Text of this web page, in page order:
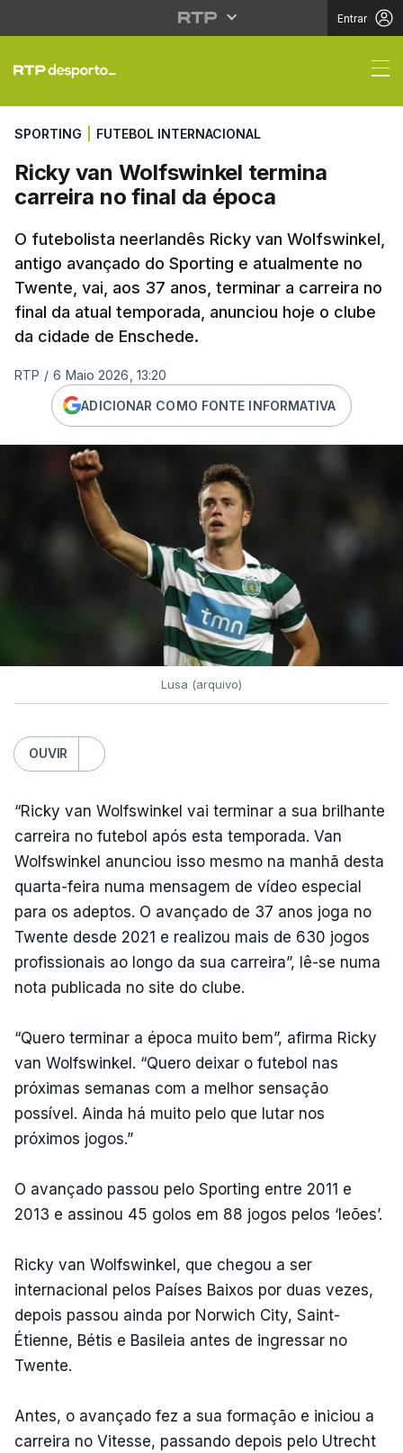
Entrar
Ricky van
SPORTING FUTEBOL INTERNACIONAL
Ricky van Wolfswinkel termina
carreira no final da época
O futebolista neerlandês Ricky van Wolfswinkel,
antigo avançado do Sporting e atualmente no
Twente, vai, aos 37 anos, terminar a carreira no
final da atual temporada, anunciou hoje o clube
da cidade de Enschede.
RTP / 6 Maio 2026, 13:20
ADICIONAR COMO FONTE INFORMATIVA
Lusa (arquivo)
OUVIR
“Ricky van Wolfswinkel vai terminar a sua brilhante
carreira no futebol após esta temporada. Van
Wolfswinkel anunciou isso mesmo na manhã desta
quarta-feira numa mensagem de vídeo especial
para os adeptos. O avançado de 37 anos joga no
Twente desde 2021 e realizou mais de 630 jogos
profissionais ao longo da sua carreira”, lê-se numa
nota publicada no site do clube.
“Quero terminar a época muito bem”, afirma Ricky
van Wolfswinkel. “Quero deixar o futebol nas
próximas semanas com a melhor sensação
possível. Ainda há muito pelo que lutar nos
próximos jogos.”
O avançado passou pelo Sporting entre 2011 e
2013 e assinou 45 golos em 88 jogos pelos ‘leões’.
Ricky van Wolfswinkel, que chegou a ser
internacional pelos Países Baixos por duas vezes,
depois passou ainda por Norwich City, Saint-
Étienne, Bétis e Basileia antes de ingressar no
Twente.
Antes, o avançado fez a sua formação e iniciou a
carreira no Vitesse, passando depois pelo Utrecht